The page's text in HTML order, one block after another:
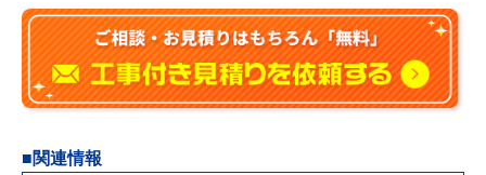
CES9325PX
壁
155
ｍ
個
■関連情報